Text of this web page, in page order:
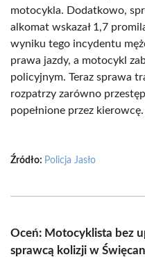
motocykla. Dodatkowo,
alkomat wskazał 1,7
wyniku tego incydentu
prawa jazdy, a motocykl
policyjnym. Teraz sprawa
rozpatrzy zarówno
popełnione przez kierowcę.
Źródło: Policja Jasło
Oceń: Motocyklista bez
sprawcą kolizji w